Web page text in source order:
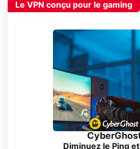
Le VPN conçu pour le gaming
Diminuez le Ping